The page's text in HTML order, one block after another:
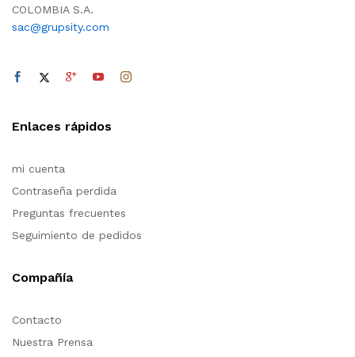
COLOMBIA S.A.
sac@grupsity.com
Enlaces rápidos
mi cuenta
Contraseña perdida
Preguntas frecuentes
Seguimiento de pedidos
Compañía
Contacto
Nuestra Prensa